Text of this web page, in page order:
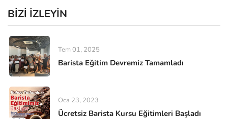
BIZI İZLEYIN
Tem 01, 2025
Barista Eğitim Devremiz Tamamladı
Oca 23, 2023
Ücretsiz Barista Kursu Eğitimleri Başladı